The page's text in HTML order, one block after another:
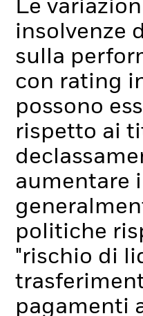
Le
insolvenze
sulla
con rating
possono
rispetto ai
aumentare
politiche
"rischio di
pagamenti